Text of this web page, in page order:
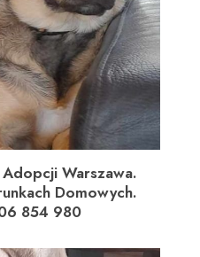
Warszawa.
Domowych.
854 980